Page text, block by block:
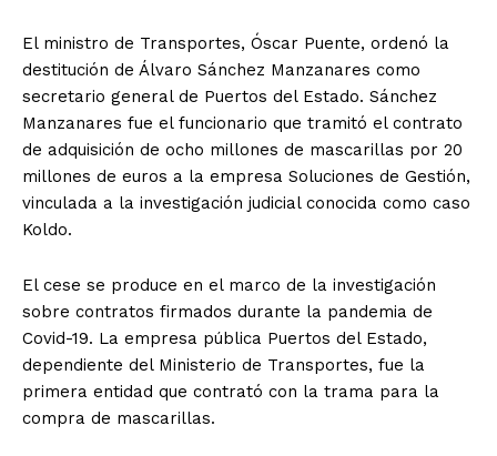
El ministro de Transportes, Óscar Puente, ordenó la
destitución de Álvaro Sánchez Manzanares como
secretario general de Puertos del Estado. Sánchez
Manzanares fue el funcionario que tramitó el contrato
de adquisición de ocho millones de mascarillas por 20
millones de euros a la empresa Soluciones de Gestión,
vinculada a la investigación judicial conocida como caso
Koldo.
El cese se produce en el marco de la investigación
sobre contratos firmados durante la pandemia de
Covid-19. La empresa pública Puertos del Estado,
dependiente del Ministerio de Transportes, fue la
primera entidad que contrató con la trama para la
compra de mascarillas.